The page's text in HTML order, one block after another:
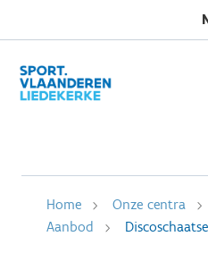
Home Onze centra
Aanbod